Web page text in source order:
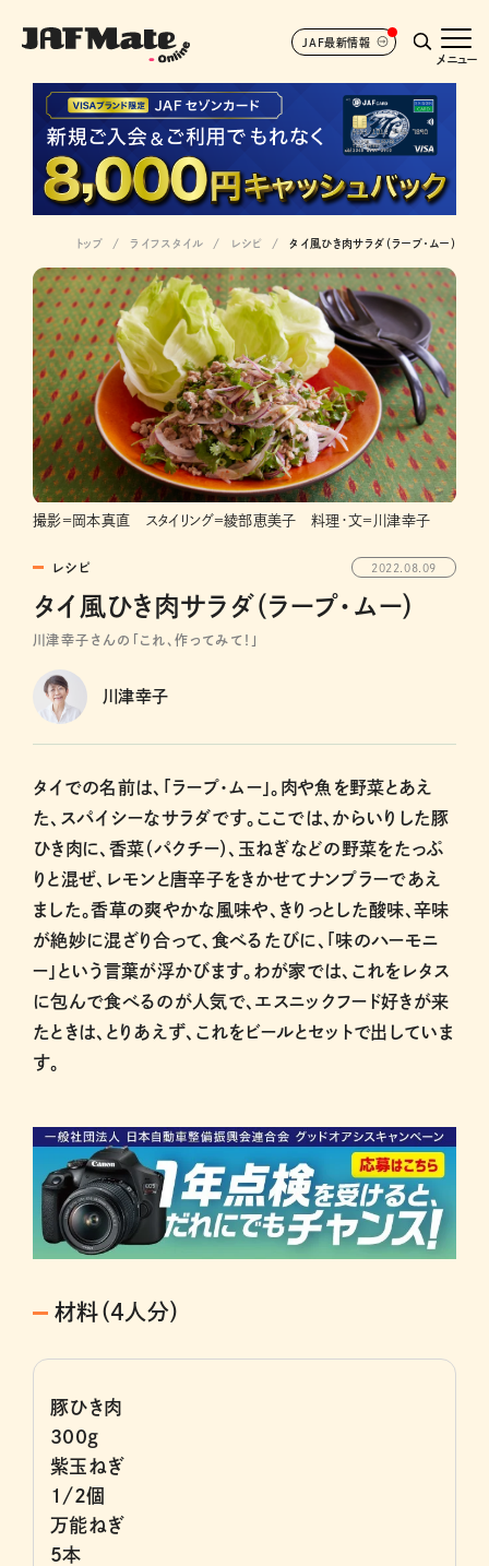
JAF最新情報
メニュー
トップ ライフスタイル レシピ タイ風ひき肉サラダ（ラープ・ムー）
撮影＝岡本真直 スタイリング＝綾部恵美子 料理・文＝川津幸子
レシピ 2022.08.09
タイ風ひき肉サラダ（ラープ・ムー）
川津幸子さんの「これ、作ってみて！」
川津幸子
タイでの名前は、「ラープ・ムー」。肉や魚を野菜とあえ
た、スパイシーなサラダです。ここでは、からいりした豚
ひき肉に、香菜（パクチー）、玉ねぎなどの野菜をたっぷ
りと混ぜ、レモンと唐辛子をきかせてナンプラーであえ
ました。香草の爽やかな風味や、きりっとした酸味、辛味
が絶妙に混ざり合って、食べるたびに、「味のハーモニ
ー」という言葉が浮かびます。わが家では、これをレタス
に包んで食べるのが人気で、エスニックフード好きが来
たときは、とりあえず、これをビールとセットで出していま
す。
材料（4人分）
豚ひき肉
300g
紫玉ねぎ
1/2個
万能ねぎ
5本